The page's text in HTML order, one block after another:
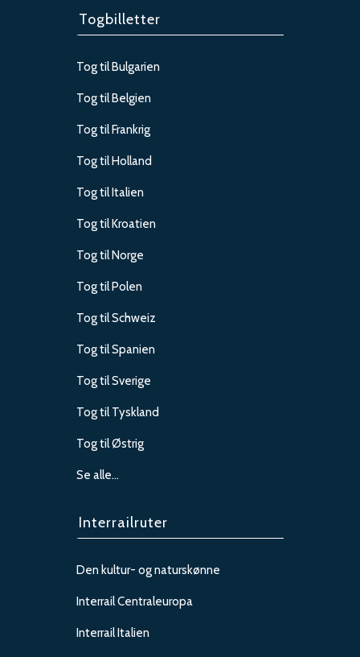
Togbilletter
Tog til Bulgarien
Tog til Belgien
Tog til Frankrig
Tog til Holland
Tog til Italien
Tog til Kroatien
Tog til Norge
Tog til Polen
Tog til Schweiz
Tog til Spanien
Tog til Sverige
Tog til Tyskland
Tog til Østrig
Se alle…
Interrailruter
Den kultur- og naturskønne
Interrail Centraleuropa
Interrail Italien